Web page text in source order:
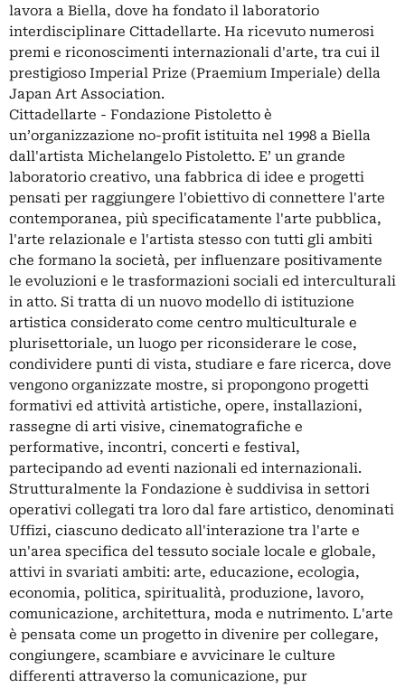
lavora a Biella, dove ha fondato il laboratorio
interdisciplinare Cittadellarte. Ha ricevuto numerosi
premi e riconoscimenti internazionali d'arte, tra cui il
prestigioso Imperial Prize (Praemium Imperiale) della
Japan Art Association.
Cittadellarte - Fondazione Pistoletto è
un’organizzazione no-profit istituita nel 1998 a Biella
dall'artista Michelangelo Pistoletto. E’ un grande
laboratorio creativo, una fabbrica di idee e progetti
pensati per raggiungere l'obiettivo di connettere l'arte
contemporanea, più specificatamente l'arte pubblica,
l'arte relazionale e l'artista stesso con tutti gli ambiti
che formano la società, per influenzare positivamente
le evoluzioni e le trasformazioni sociali ed interculturali
in atto. Si tratta di un nuovo modello di istituzione
artistica considerato come centro multiculturale e
plurisettoriale, un luogo per riconsiderare le cose,
condividere punti di vista, studiare e fare ricerca, dove
vengono organizzate mostre, si propongono progetti
formativi ed attività artistiche, opere, installazioni,
rassegne di arti visive, cinematografiche e
performative, incontri, concerti e festival,
partecipando ad eventi nazionali ed internazionali.
Strutturalmente la Fondazione è suddivisa in settori
operativi collegati tra loro dal fare artistico, denominati
Uffizi, ciascuno dedicato all'interazione tra l'arte e
un'area specifica del tessuto sociale locale e globale,
attivi in svariati ambiti: arte, educazione, ecologia,
economia, politica, spiritualità, produzione, lavoro,
comunicazione, architettura, moda e nutrimento. L'arte
è pensata come un progetto in divenire per collegare,
congiungere, scambiare e avvicinare le culture
differenti attraverso la comunicazione, pur